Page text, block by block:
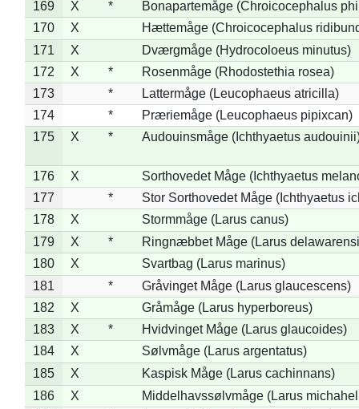
169
X *
Bonapartemåge (Chroicocephalus
170
X
Hættemåge (Chroicocephalus
171
X
Dværgmåge (Hydrocoloeus minutus)
172
X *
Rosenmåge (Rhodostethia rosea)
173
*
Lattermåge (Leucophaeus atricilla)
174
*
Præriemåge (Leucophaeus pipixcan)
175
X * Audouinsmåge (Ichthyaetus
176 X
Sorthovedet Måge (Ichthyaetus
177
*
Stor Sorthovedet Måge (Ichthyaetus
178
X
Stormmåge (Larus canus)
179
X *
Ringnæbbet Måge (Larus
180
X
Svartbag (Larus marinus)
181
*
Gråvinget Måge (Larus glaucescens)
182
X
Gråmåge (Larus hyperboreus)
183
X *
Hvidvinget Måge (Larus glaucoides)
184
X
Sølvmåge (Larus argentatus)
185
X
Kaspisk Måge (Larus cachinnans)
186
X
Middelhavssølvmåge (Larus